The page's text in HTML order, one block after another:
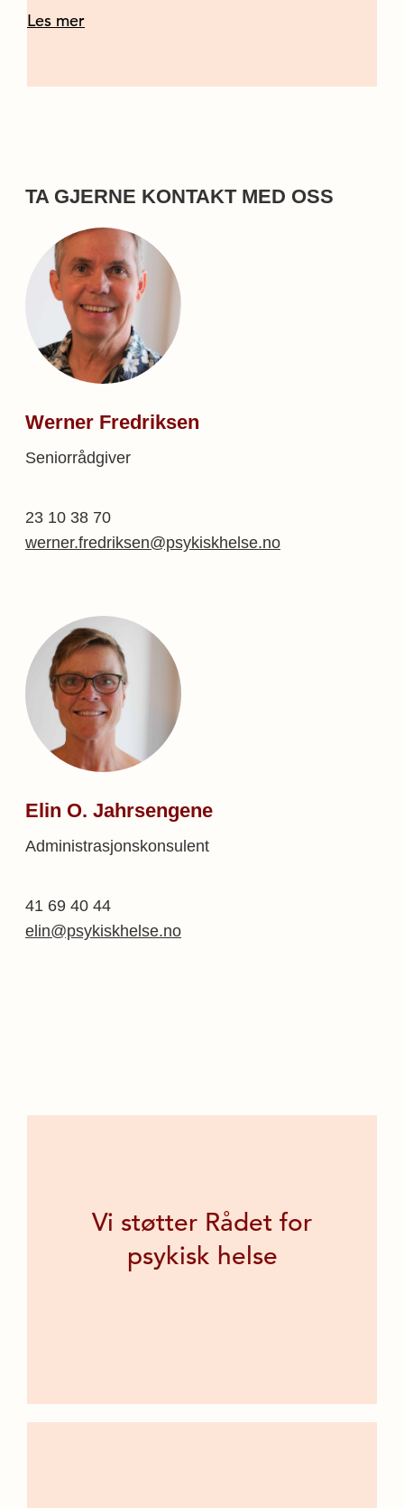
Les mer
TA GJERNE KONTAKT MED OSS
Werner Fredriksen
Seniorrådgiver
23 10 38 70
werner.fredriksen@psykiskhelse.no
Elin O. Jahrsengene
Administrasjonskonsulent
41 69 40 44
elin@psykiskhelse.no
Vi støtter Rådet for
psykisk helse